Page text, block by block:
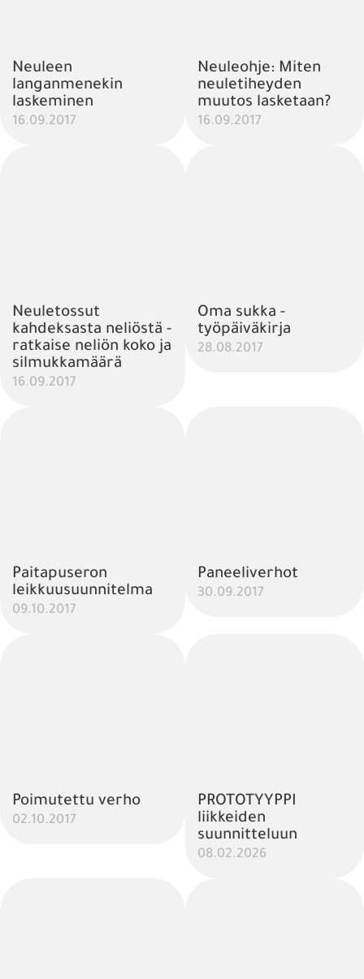
Neuleen
langanmenekin
laskeminen
16.09.2017
Neuleohje: Miten
neuletiheyden
muutos lasketaan?
16.09.2017
Neuletossut
kahdeksasta neliöstä -
ratkaise neliön koko ja
silmukkamäärä
16.09.2017
Oma sukka -
työpäiväkirja
28.08.2017
Paitapuseron
leikkuusuunnitelma
09.10.2017
Paneeliverhot
30.09.2017
Poimutettu verho
02.10.2017
PROTOTYYPPI
liikkeiden
suunnitteluun
08.02.2026